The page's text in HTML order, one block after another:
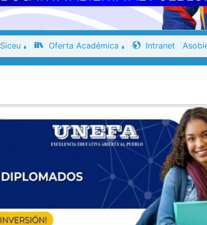
Siceu Oferta Académica Intranet